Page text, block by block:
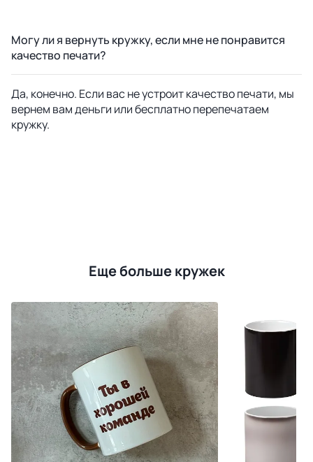
Могу ли я вернуть кружку, если мне не понравится
качество печати?
Да, конечно. Если вас не устроит качество печати, мы
вернем вам деньги или бесплатно перепечатаем
кружку.
Еще больше кружек